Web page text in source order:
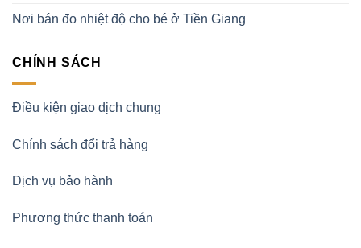
Nơi bán đo nhiệt độ cho bé ở Tiền Giang
CHÍNH SÁCH
Điều kiện giao dịch chung
Chính sách đổi trả hàng
Dịch vụ bảo hành
Phương thức thanh toán